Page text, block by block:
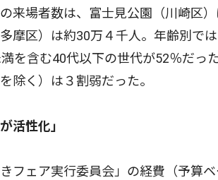
来場者数は、富士見公園（川崎区
摩区）は約30万４千人。年齢別で
を含む40代以下の世代が52％だっ
除く）は３割弱だった。
活性化」
フェア実行委員会」の経費（予算